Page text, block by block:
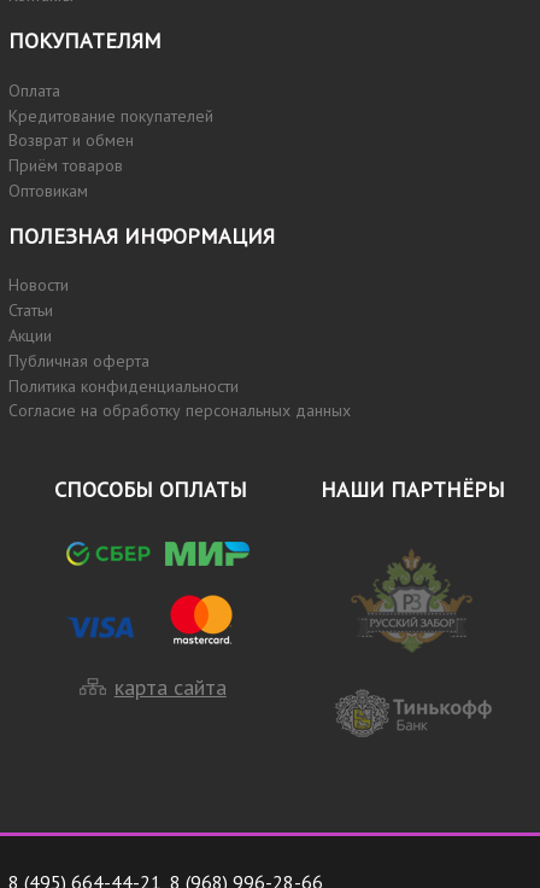
ПОКУПАТЕЛЯМ
Оплата
Кредитование покупателей
Возврат и обмен
Приём товаров
Оптовикам
ПОЛЕЗНАЯ ИНФОРМАЦИЯ
Новости
Статьи
Акции
Публичная оферта
Политика конфиденциальности
Согласие на обработку персональных данных
СПОСОБЫ ОПЛАТЫ
карта сайта
НАШИ ПАРТНЁРЫ
8 (495) 664-44-21 8 (968) 996-28-66